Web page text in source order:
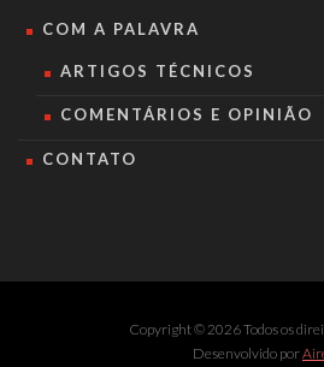
COM A PALAVRA
ARTIGOS TÉCNICOS
COMENTÁRIOS E OPINIÃO
CONTATO
Copyright © 2026 Todos os
Desenvolvido por